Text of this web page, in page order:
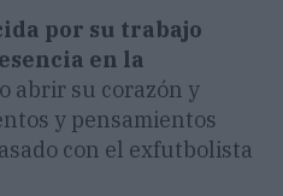
por su trabajo
en la
abrir su corazón y
y pensamientos
con el exfutbolista